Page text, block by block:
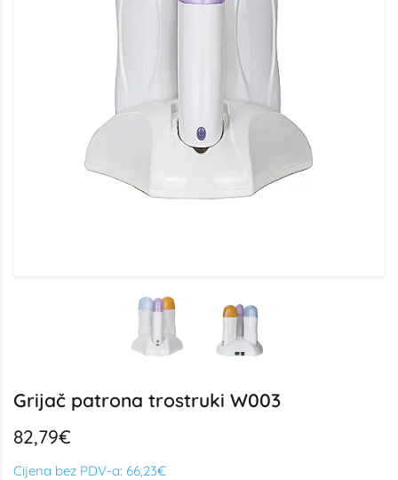
Grijač patrona trostruki W003
82,79€
Cijena bez PDV-a: 66,23€